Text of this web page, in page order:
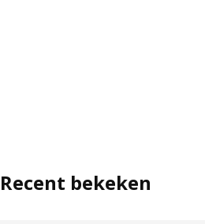
Recent bekeken